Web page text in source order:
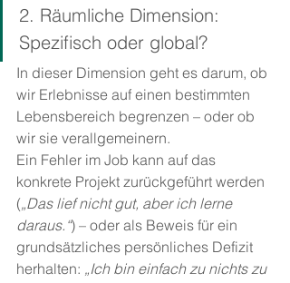
2. Räumliche Dimension:
Spezifisch oder global?
In dieser Dimension geht es darum, ob
wir Erlebnisse auf einen bestimmten
Lebensbereich begrenzen – oder ob
wir sie verallgemeinern.
Ein Fehler im Job kann auf das
konkrete Projekt zurückgeführt werden
(„Das lief nicht gut, aber ich lerne
daraus.“) – oder als Beweis für ein
grundsätzliches persönliches Defizit
herhalten: „Ich bin einfach zu nichts zu